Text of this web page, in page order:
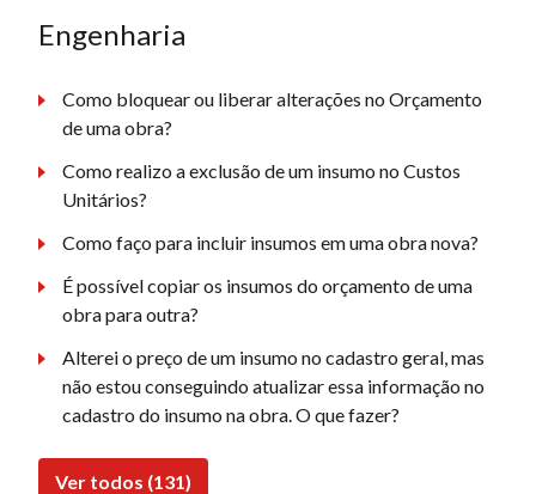
Engenharia
Como bloquear ou liberar alterações no Orçamento
de uma obra?
Como realizo a exclusão de um insumo no Custos
Unitários?
Como faço para incluir insumos em uma obra nova?
É possível copiar os insumos do orçamento de uma
obra para outra?
Alterei o preço de um insumo no cadastro geral, mas
não estou conseguindo atualizar essa informação no
cadastro do insumo na obra. O que fazer?
Ver todos (131)